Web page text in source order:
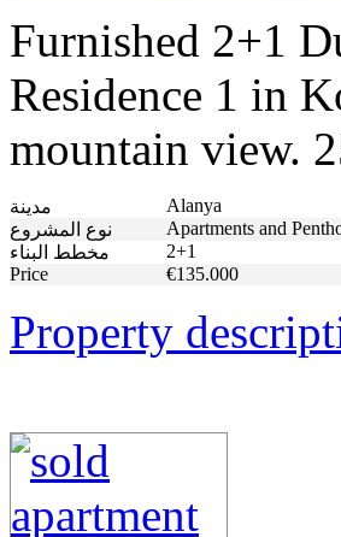
Furnished 2+1
Residence 1 in
mountain view.
مدينة
Alanya
نوع المشروع
Apartments and
مخطط البناء
2+1
Price
€135.000
Property